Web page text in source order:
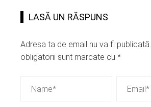
LASĂ UN RĂSPUNS
Adresa ta de email nu va fi publicată.
obligatorii sunt marcate cu *